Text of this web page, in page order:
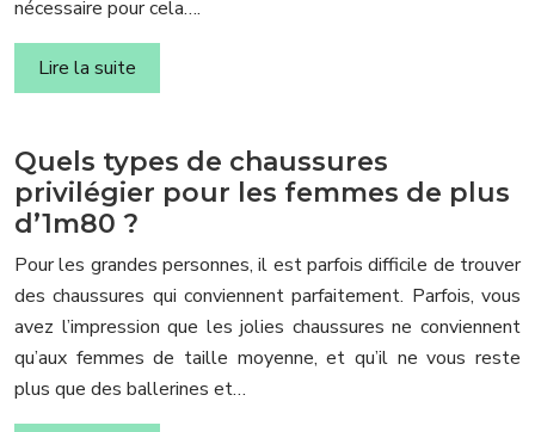
nécessaire pour cela….
Lire la suite
Quels types de chaussures
privilégier pour les femmes de plus
d’1m80 ?
Pour les grandes personnes, il est parfois difficile de trouver
des chaussures qui conviennent parfaitement. Parfois, vous
avez l’impression que les jolies chaussures ne conviennent
qu’aux femmes de taille moyenne, et qu’il ne vous reste
plus que des ballerines et…